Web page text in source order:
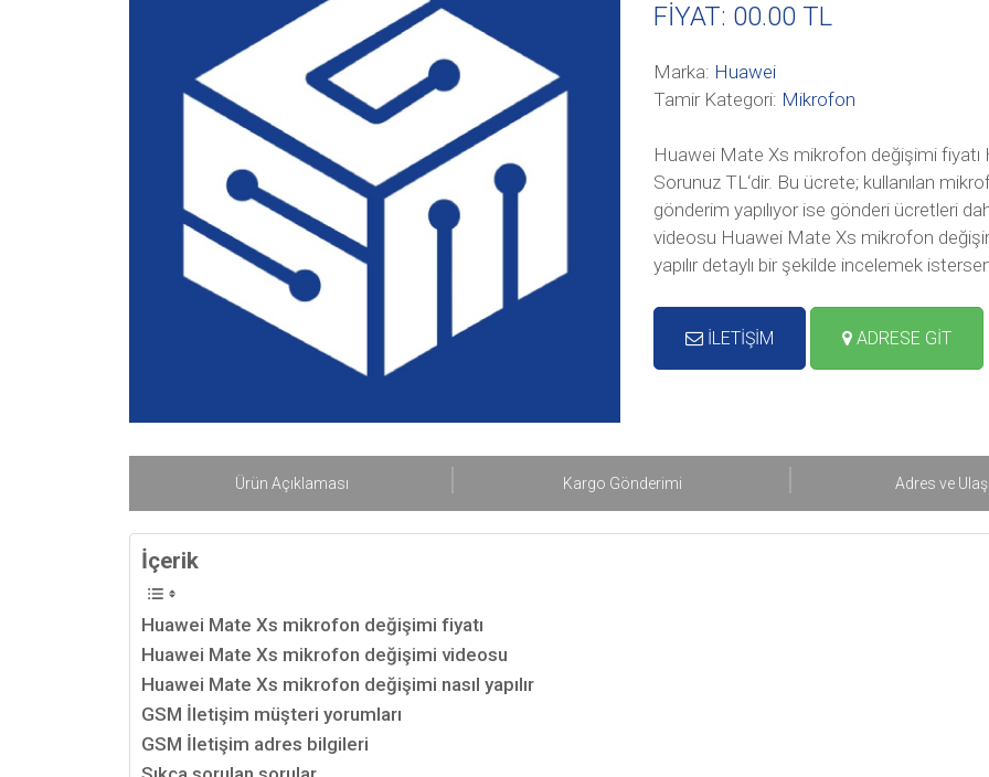
FİYAT: 00.00 TL
Marka: Huawei
Tamir Kategori: Mikrofon
Huawei Mate Xs mikrofon değişimi
Sorunuz TL‘dir. Bu ücrete; kullanılan
gönderim yapılıyor ise gönderi ücretleri
videosu Huawei Mate Xs mikrofon
yapılır detaylı bir şekilde incelemek
İLETİŞİM ADRESE GİT
Ürün Açıklaması Kargo Gönderimi Adres ve
İçerik
Huawei Mate Xs mikrofon değişimi fiyatı
Huawei Mate Xs mikrofon değişimi videosu
Huawei Mate Xs mikrofon değişimi nasıl yapılır
GSM İletişim müşteri yorumları
GSM İletişim adres bilgileri